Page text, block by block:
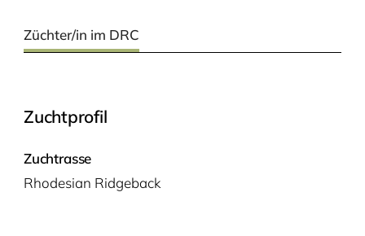
Züchter/in im DRC
Zuchtprofil
Zuchtrasse
Rho­de­si­an Ridgeback